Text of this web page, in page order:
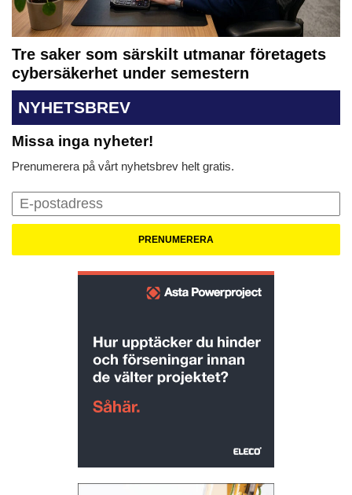
Tre saker som särskilt utmanar företagets
cybersäkerhet under semestern
NYHETSBREV
Missa inga nyheter!
Prenumerera på vårt nyhetsbrev helt gratis.